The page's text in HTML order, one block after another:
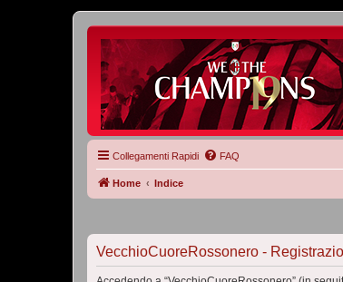
Collegamenti Rapidi FAQ
Home Indice
VecchioCuoreRossonero -